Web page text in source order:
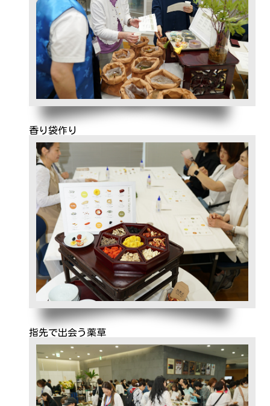
香り袋作り
指先で出会う薬草